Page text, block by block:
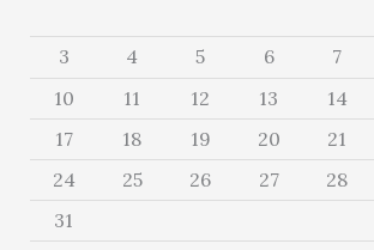
3
4 5 6 7
10
11 12 13 14
17
18 19 20 21
24
25 26 27 28
31